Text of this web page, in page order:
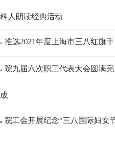
科人朗读经典活动
推选2021年度上海市三八红旗手
院九届六次职工代表大会圆满完
成
院工会开展纪念“三八国际妇女